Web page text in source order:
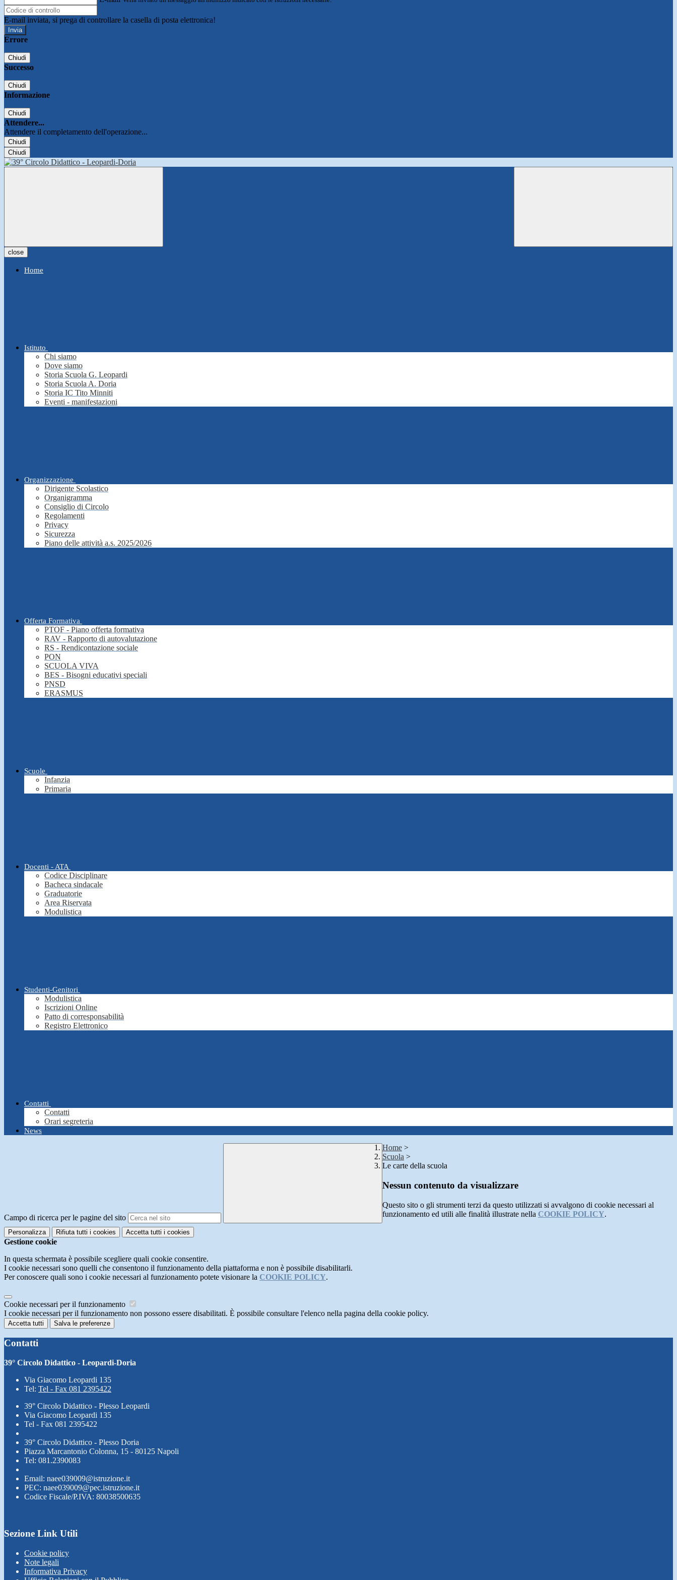
E-mail inviata, si prega di controllare la casella di posta elettronica!
Errore
Chiudi
Successo
Chiudi
Informazione
Chiudi
Attendere...
Attendere il completamento dell'operazione...
Chiudi
Chiudi
close
Home
Istituto
Chi siamo
Dove siamo
Storia Scuola G. Leopardi
Storia Scuola A. Doria
Storia IC Tito Minniti
Eventi - manifestazioni
Organizzazione
Dirigente Scolastico
Organigramma
Consiglio di Circolo
Regolamenti
Privacy
Sicurezza
Piano delle attività a.s. 2025/2026
Offerta Formativa
PTOF - Piano offerta formativa
RAV - Rapporto di autovalutazione
RS - Rendicontazione sociale
PON
SCUOLA VIVA
BES - Bisogni educativi speciali
PNSD
ERASMUS
Scuole
Infanzia
Primaria
Docenti - ATA
Codice Disciplinare
Bacheca sindacale
Graduatorie
Area Riservata
Modulistica
Studenti-Genitori
Modulistica
Iscrizioni Online
Patto di corresponsabilità
Registro Elettronico
Contatti
Contatti
Orari segreteria
News
Campo di ricerca per le pagine del sito
Home >
Scuola >
Le carte della scuola
Nessun contenuto da visualizzare
Questo sito o gli strumenti terzi da questo utilizzati si avvalgono di cookie necessari al
funzionamento ed utili alle finalità illustrate nella COOKIE POLICY.
Personalizza Rifiuta tutti i cookies Accetta tutti i cookies
Gestione cookie
In questa schermata è possibile scegliere quali cookie consentire.
I cookie necessari sono quelli che consentono il funzionamento della piattaforma e non è possibile disabilitarli.
Per conoscere quali sono i cookie necessari al funzionamento potete visionare la COOKIE POLICY.
Cookie necessari per il funzionamento
I cookie necessari per il funzionamento non possono essere disabilitati. È possibile consultare l'elenco nella pagina della cookie policy.
Accetta tutti Salva le preferenze
Contatti
39° Circolo Didattico - Leopardi-Doria
Via Giacomo Leopardi 135
Tel: Tel - Fax 081 2395422
39° Circolo Didattico - Plesso Leopardi
Via Giacomo Leopardi 135
Tel - Fax 081 2395422
39° Circolo Didattico - Plesso Doria
Piazza Marcantonio Colonna, 15 - 80125 Napoli
Tel: 081.2390083
Email: naee039009@istruzione.it
PEC: naee039009@pec.istruzione.it
Codice Fiscale/P.IVA: 80038500635
Sezione Link Utili
Cookie policy
Note legali
Informativa Privacy